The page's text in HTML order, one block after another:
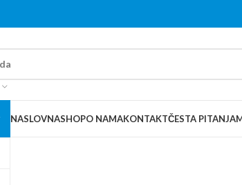
NASLOVNASHOPO NAMAKONTAKTČESTA PITANJA